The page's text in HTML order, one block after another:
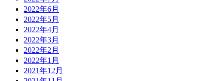
2022年6月
2022年5月
2022年4月
2022年3月
2022年2月
2022年1月
2021年12月